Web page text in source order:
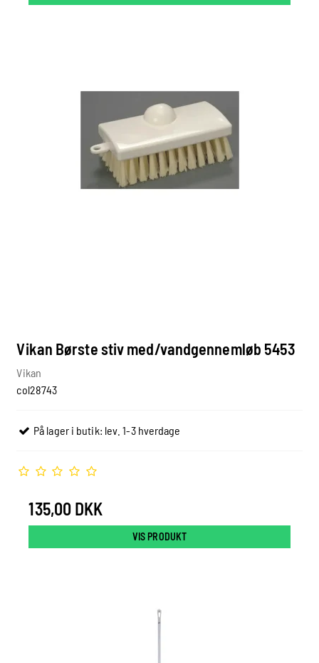
Vikan Børste stiv med/vandgennemløb 5453
Vikan
col28743
På lager i butik: lev. 1-3 hverdage
135,00 DKK
VIS PRODUKT